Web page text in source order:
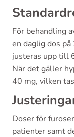
För behandling
en daglig dos
justeras upp till
När det gäller
40 mg, vilken
Doser för
patienter samt